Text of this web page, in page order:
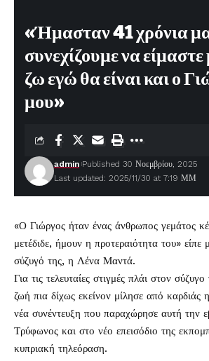
«Ήμασταν 41 χρόνια
συνεχίζουμε να είμαστε
ζω εγώ θα είναι και ο
μου»
Last updated: 2025/11/30 at 7:19 ΜΜ
admin Published 30 Νοεμβρίου, 2025
«Ο Γιώργος ήταν ένας άνθρωπος γεμάτος
μετέδιδε, ήμουν η προτεραιότητα του»
σύζυγό της, η Λένα Μαντά.
Για τις τελευταίες στιγμές πλάι στον
ζωή πια δίχως εκείνον μίλησε από
νέα συνέντευξη που παραχώρησε αυτή την
Τρύφωνος και στο νέο επεισόδιο της
κυπριακή τηλεόραση.